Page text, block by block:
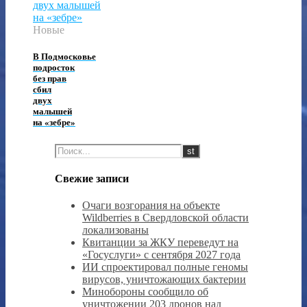
Новые
В Подмосковье
подросток
без прав
сбил
двух
малышей
на «зебре»
Свежие записи
Очаги возгорания на объекте
Wildberries в Свердловской области
локализованы
Квитанции за ЖКУ переведут на
«Госуслуги» с сентября 2027 года
ИИ спроектировал полные геномы
вирусов, уничтожающих бактерии
Минобороны сообщило об
уничтожении 203 дронов над